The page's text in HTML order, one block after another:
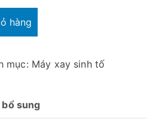
hàng
mục: Máy xay sinh tố
sung